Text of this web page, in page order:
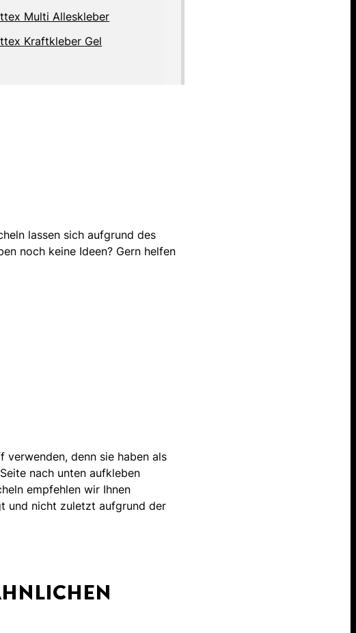
Multi Alleskleber
Kraftkleber Gel
lassen sich aufgrund des
noch keine Ideen? Gern helfen
verwenden, denn sie haben als
nach unten aufkleben
empfehlen wir Ihnen
und nicht zuletzt aufgrund der